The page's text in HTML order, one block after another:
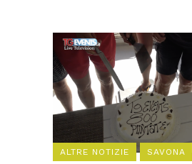
ALTRE NOTIZIE SAVONA